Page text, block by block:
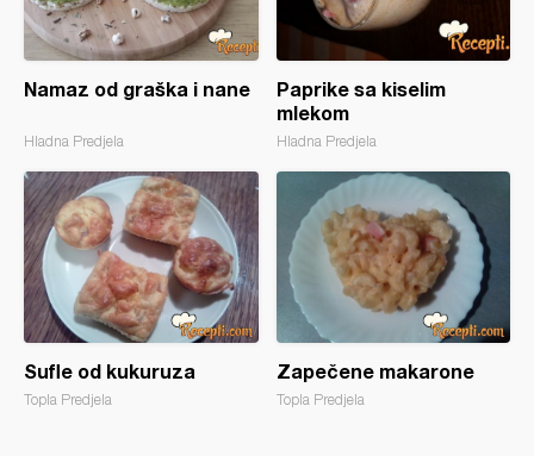
Namaz od graška i nane
Hladna Predjela
Paprike sa kiselim
mlekom
Hladna Predjela
Sufle od kukuruza
Topla Predjela
Zapečene makarone
Topla Predjela